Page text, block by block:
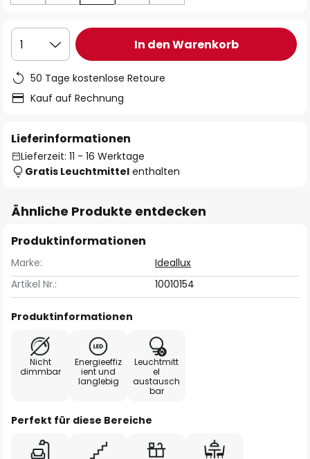
1 In den Warenkorb
50 Tage kostenlose Retoure
Kauf auf Rechnung
Lieferinformationen
Lieferzeit: 11 - 16 Werktage
Gratis Leuchtmittel enthalten
Ähnliche Produkte entdecken
Produktinformationen
Marke:
Ideallux
Artikel Nr.:
10010154
Produktinformationen
Nicht
dimmbar
Energieeffiz
ient und
langlebig
Leuchtmitt
el
austausch
bar
Perfekt für diese Bereiche